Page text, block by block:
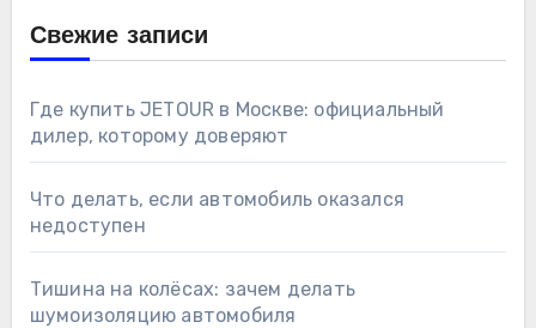
Свежие записи
Где купить JETOUR в Москве: официальный
дилер, которому доверяют
Что делать, если автомобиль оказался
недоступен
Тишина на колёсах: зачем делать
шумоизоляцию автомобиля